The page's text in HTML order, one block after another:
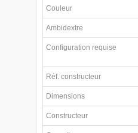
Couleur
Ambidextre
Configuration requise
Réf. constructeur
Dimensions
Constructeur